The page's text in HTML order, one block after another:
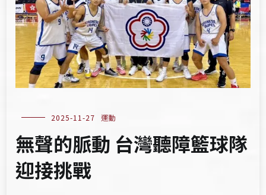
2025-11-27 運動
無聲的脈動 台灣聽障籃球隊
迎接挑戰